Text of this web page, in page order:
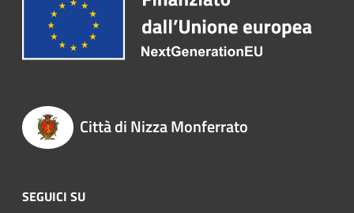
Città di Nizza Monferrato
SEGUICI SU